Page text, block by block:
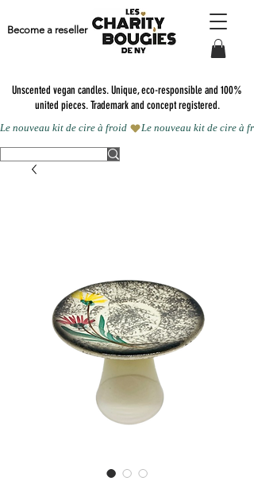
Unscented vegan candles.Unique, eco-responsible and 100%
united pieces. Trademark and concept registered.
Become a reseller
Le nouveau kit de cire à froid